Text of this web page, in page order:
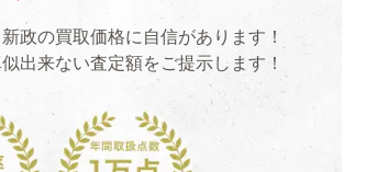
新政の買取価格に自信があります！
出来ない査定額をご提示します！